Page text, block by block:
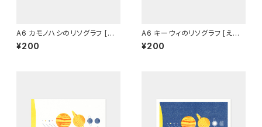
A6 カモノハシのリソグラフ [え
んじ]
¥200
A6 キーウィのリソグラフ [えん
じ]
¥200